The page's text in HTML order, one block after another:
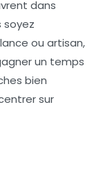
dans
soyez
ou artisan,
un temps
bien
sur